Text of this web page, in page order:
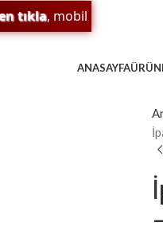
, mobil uygulamamızı
ANASAYFA